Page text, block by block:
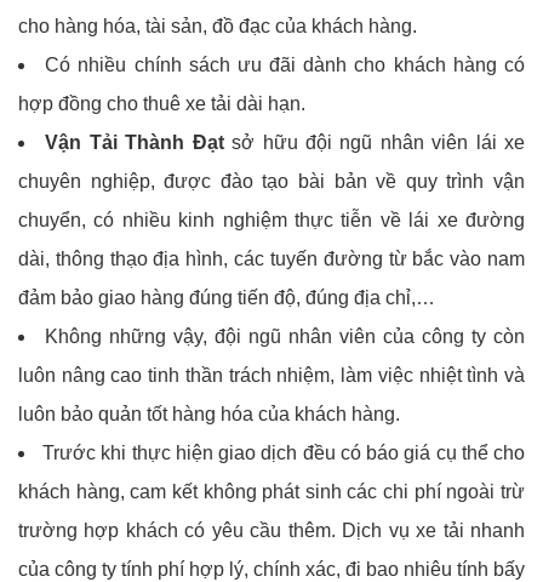
cho hàng hóa, tài sản, đồ đạc của khách hàng.
Có nhiều chính sách ưu đãi dành cho khách hàng có
hợp đồng cho thuê xe tải dài hạn.
Vận Tải Thành Đạtsở hữu đội ngũ nhân viên lái xe
chuyên nghiệp, được đào tạo bài bản về quy trình vận
chuyển, có nhiều kinh nghiệm thực tiễn về lái xe đường
dài, thông thạo địa hình, các tuyến đường từ bắc vào nam
đảm bảo giao hàng đúng tiến độ, đúng địa chỉ,…
Không những vậy, đội ngũ nhân viên của công ty còn
luôn nâng cao tinh thần trách nhiệm, làm việc nhiệt tình và
luôn bảo quản tốt hàng hóa của khách hàng.
Trước khi thực hiện giao dịch đều có báo giá cụ thể cho
khách hàng, cam kết không phát sinh các chi phí ngoài trừ
trường hợp khách có yêu cầu thêm. Dịch vụ xe tải nhanh
của công ty tính phí hợp lý, chính xác, đi bao nhiêu tính bấy